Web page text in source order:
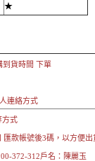
★
到貨時間 下單
連絡方式
方式
匯款帳號後3碼，以方便出
372-312戶名：陳麗玉